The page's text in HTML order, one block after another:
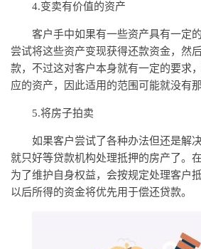
4.变卖有价值的资产
客户手中如果有一些资产具有一定
尝试将这些资产变现获得还款资金，然
款，不过这对客户本身就有一定的要求
应的资产，因此适用的范围可能就没有那
5.将房子拍卖
如果客户尝试了各种办法但还是解
就只好等贷款机构处理抵押的房产了。
为了维护自身权益，会按规定处理客户
以后所得的资金将优先用于偿还贷款。